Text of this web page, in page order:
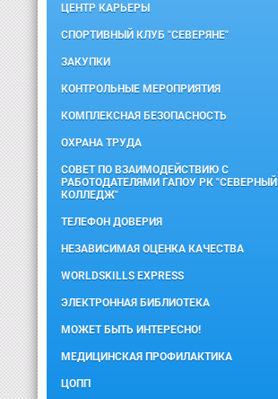
ЦЕНТР КАРЬЕРЫ
СПОРТИВНЫЙ КЛУБ "СЕВЕРЯНЕ"
ЗАКУПКИ
КОНТРОЛЬНЫЕ МЕРОПРИЯТИЯ
КОМПЛЕКСНАЯ БЕЗОПАСНОСТЬ
ОХРАНА ТРУДА
СОВЕТ ПО ВЗАИМОДЕЙСТВИЮ С
РАБОТОДАТЕЛЯМИ ГАПОУ РК "СЕВЕРНЫЙ
КОЛЛЕДЖ"
ТЕЛЕФОН ДОВЕРИЯ
НЕЗАВИСИМАЯ ОЦЕНКА КАЧЕСТВА
WORLDSKILLS EXPRESS
ЭЛЕКТРОННАЯ БИБЛИОТЕКА
МОЖЕТ БЫТЬ ИНТЕРЕСНО!
МЕДИЦИНСКАЯ ПРОФИЛАКТИКА
ЦОПП